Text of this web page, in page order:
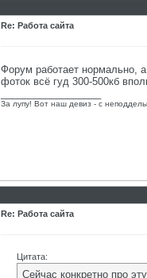
Re: Работа сайта
Форум работает нормально,
фоток всё гуд 300-500кб
За лупу! Вот наш девиз - с
Re: Работа сайта
Цитата:
Сейчас конкретно про